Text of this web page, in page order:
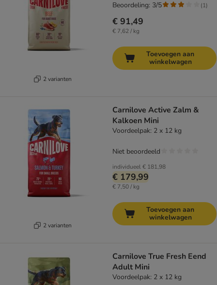
2 varianten
€ 91,49
€ 7,62 / kg
Beoordeling: 3/5 (1)
Toevoegen aan
winkelwagen
2 varianten
Carnilove Active Zalm &
Kalkoen Mini
Voordeelpak: 2 x 12 kg
individueel€ 181,98
€ 179,99
€ 7,50 / kg
Niet beoordeeld
Toevoegen aan
winkelwagen
Carnilove True Fresh Eend
Adult Mini
Voordeelpak: 2 x 12 kg